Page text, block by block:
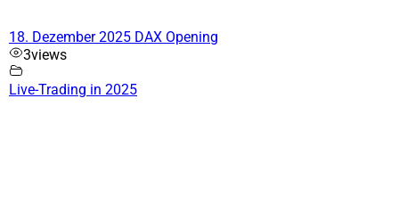
18. Dezember 2025 DAX Opening
3views
Live-Trading in 2025